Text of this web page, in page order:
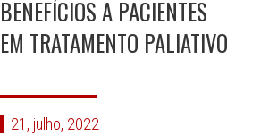
BENEFÍCIOS A PACIENTES
EM TRATAMENTO PALIATIVO
21, julho, 2022